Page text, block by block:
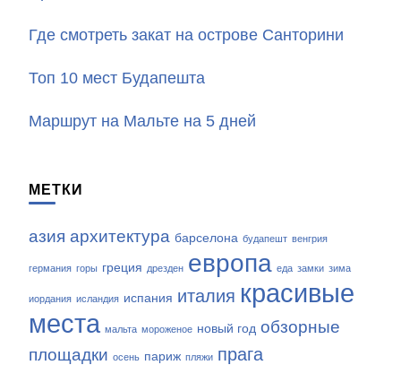
Где смотреть закат на острове Санторини
Топ 10 мест Будапешта
Маршрут на Мальте на 5 дней
МЕТКИ
азия архитектура барселона будапешт венгрия
германия горы греция дрезден европа еда замки зима
иордания исландия испания италия красивые
места мальта мороженое новый год обзорные
площадки осень париж пляжи прага